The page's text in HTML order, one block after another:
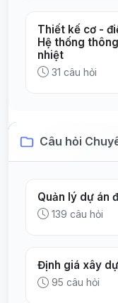
Thiết kế cơ -
Hệ thống
nhiệt
31 câu hỏi
Câu hỏi
Quản lý dự án
139 câu hỏi
Định giá xây
95 câu hỏi